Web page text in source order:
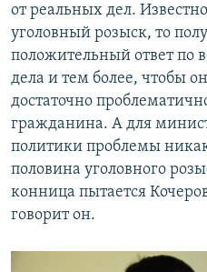
от реальных дел.
уголовный розыск, то
положительный ответ по
дела и тем более, чтобы
достаточно
гражданина. А для
политики проблемы
половина уголовного
конница пытается
говорит он.